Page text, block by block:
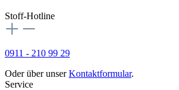
Stoff-Hotline
0911 - 210 99 29
Oder über unserKontaktformular.
Service